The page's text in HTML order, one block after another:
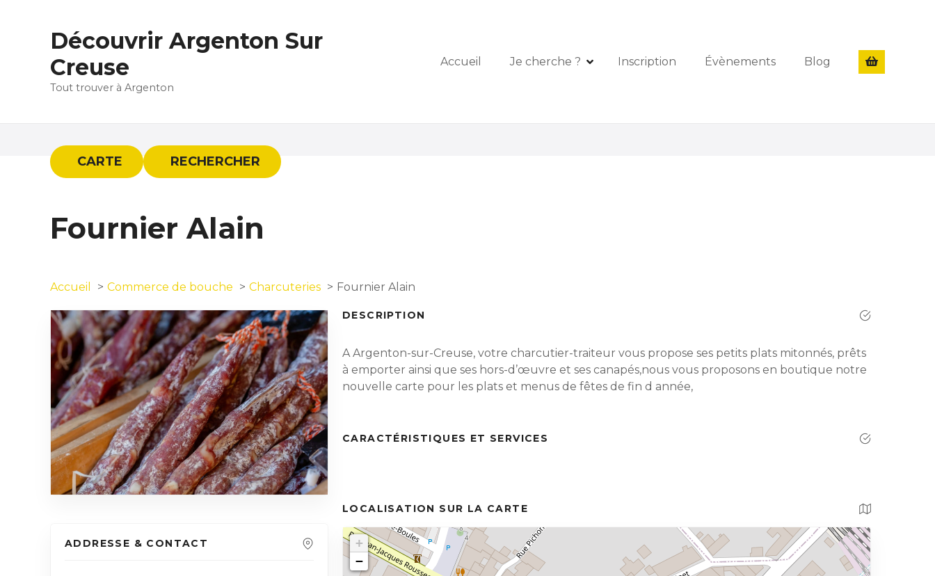
Découvrir Argenton Sur
Creuse
Tout trouver à Argenton
Accueil Je cherche ? Inscription Évènements Blog
CARTE RECHERCHER
Fournier Alain
Accueil Commerce de bouche Charcuteries Fournier Alain
ADDRESSE & CONTACT
DESCRIPTION
A Argenton-sur-Creuse, votre charcutier-traiteur vous propose ses petits plats mitonnés, prêts
à emporter ainsi que ses hors-d’œuvre et ses canapés,nous vous proposons en boutique notre
nouvelle carte pour les plats et menus de fêtes de fin d année,
CARACTÉRISTIQUES ET SERVICES
LOCALISATION SUR LA CARTE
+
−